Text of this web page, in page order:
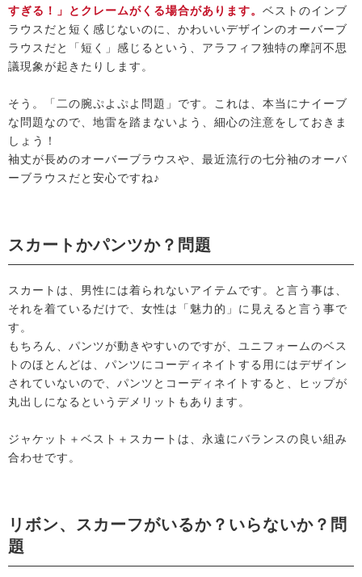
すぎる！」とクレームがくる場合があります。 ベストのインブ
ラウスだと短く感じないのに、かわいいデザインのオーバーブ
ラウスだと「短く」感じるという、アラフィフ独特の摩訶不思
議現象が起きたりします。
そう。「二の腕ぷよぷよ問題」です。これは、本当にナイーブ
な問題なので、地雷を踏まないよう、細心の注意をしておきま
しょう！
袖丈が長めのオーバーブラウスや、最近流行の七分袖のオーバ
ーブラウスだと安心ですね♪
スカートかパンツか？問題
スカートは、男性には着られないアイテムです。と言う事は、
それを着ているだけで、女性は「魅力的」に見えると言う事で
す。
もちろん、パンツが動きやすいのですが、ユニフォームのベス
トのほとんどは、パンツにコーディネイトする用にはデザイン
されていないので、パンツとコーディネイトすると、ヒップが
丸出しになるというデメリットもあります。
ジャケット＋ベスト＋スカートは、永遠にバランスの良い組み
合わせです。
リボン、スカーフがいるか？いらないか？問
題